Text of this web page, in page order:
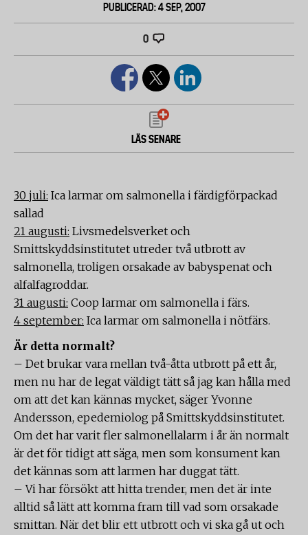
PUBLICERAD: 4 SEP, 2007
0
LÄS SENARE
30 juli: Ica larmar om salmonella i färdigförpackad
sallad
21 augusti: Livsmedelsverket och
Smittskyddsinstitutet utreder två utbrott av
salmonella, troligen orsakade av babyspenat och
alfalfagroddar.
31 augusti: Coop larmar om salmonella i färs.
4 september: Ica larmar om salmonella i nötfärs.
Är detta normalt?
– Det brukar vara mellan två-åtta utbrott på ett år,
men nu har de legat väldigt tätt så jag kan hålla med
om att det kan kännas mycket, säger Yvonne
Andersson, epedemiolog på Smittskyddsinstitutet.
Om det har varit fler salmonellalarm i år än normalt
är det för tidigt att säga, men som konsument kan
det kännas som att larmen har duggat tätt.
– Vi har försökt att hitta trender, men det är inte
alltid så lätt att komma fram till vad som orsakade
smittan. När det blir ett utbrott och vi ska gå ut och